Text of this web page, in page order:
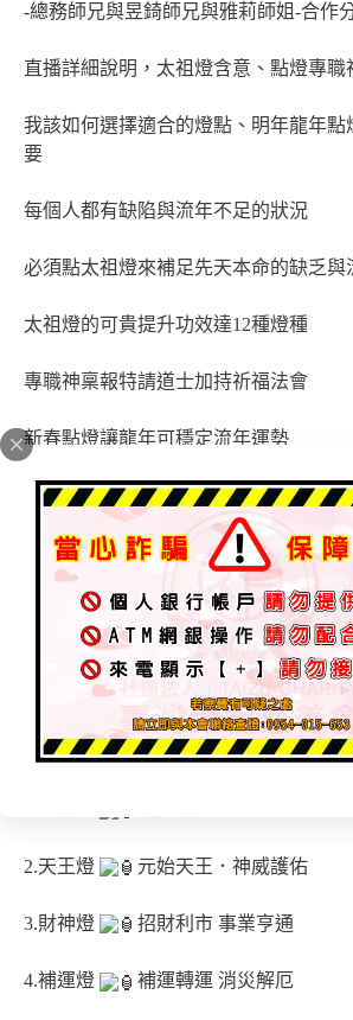
-總務師兄與昱錡師兄與雅莉師姐-合作
直播詳細說明，太祖燈含意、點燈專職
我該如何選擇適合的燈點、明年龍年點
要
每個人都有缺陷與流年不足的狀況
必須點太祖燈來補足先天本命的缺乏與
太祖燈的可貴提升功效達12種燈種
專職神稟報特請道士加持祈福法會
新春點燈讓龍年可穩定流年運勢
所有的疑問都可線上觀看，詳細說明~
更清楚要補足哪些燈種，讓道祖師尊加
新的一年！
【預告 太祖點燈 – 將在12月登場，到時
太祖燈，點燈天尊慈光照耀讓本身運勢
安、逢凶化吉、淨化心靈，眾天尊庇祐
安。
2.天王燈 元始天王．神威護佑
3.財神燈 招財利市 事業亨通
4.補運燈 補運轉運 消災解厄